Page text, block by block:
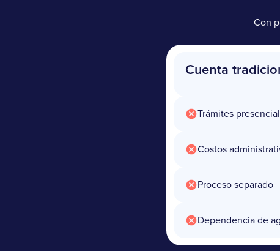
Con
Cuenta
Trámites
Costos
Proceso separado
Dependencia de